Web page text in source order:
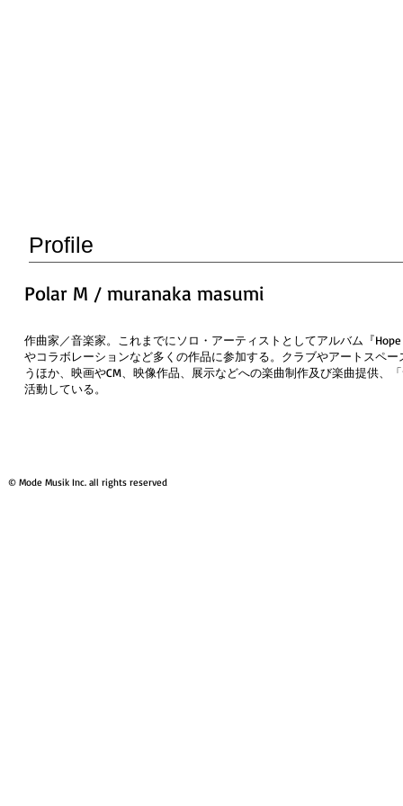
Profile
Polar M / muranaka masumi
作曲家／音楽家。これまでにソロ・アーティストとしてアルバム『
やコラボレーションなど多くの作品に参加する。クラブやアートスペ
うほか、映画やCM、映像作品、展示などへの楽曲制作及び楽曲提供
活動している。
© Mode Musik Inc. all rights reserved